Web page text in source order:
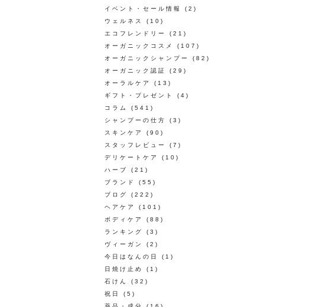
イベント・セール情報
(2)
ウェルネス
(10)
エコフレンドリー
(21)
オーガニックコスメ
(107)
オーガニックシャンプー
(82)
オーガニック認証
(29)
オーラルケア
(13)
ギフト・プレゼント
(4)
コラム
(541)
シャンプーの仕方
(3)
スキンケア
(90)
スタッフレビュー
(7)
デリケートケア
(10)
ハーブ
(21)
ブランド
(55)
ブログ
(222)
ヘアケア
(101)
ボディケア
(88)
ランキング
(3)
ヴィーガン
(2)
今日はなんの日
(1)
日焼け止め
(1)
石けん
(32)
祝日
(5)